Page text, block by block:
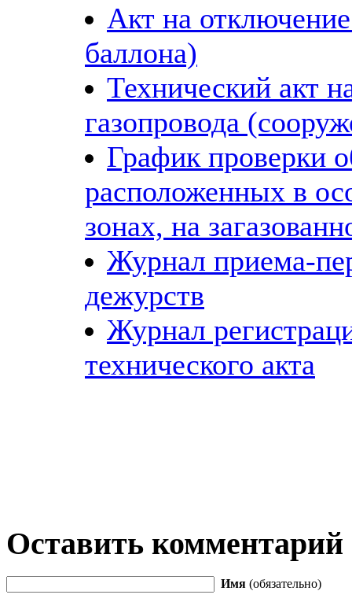
Акт на
баллона)
Технический акт
газопровода
График проверки
расположенных в
зонах, на
Журнал приема-
дежурств
Журнал
технического акта
Оставить комментарий
Имя (обязательно)